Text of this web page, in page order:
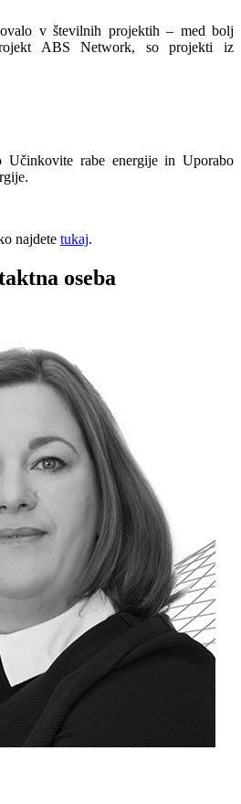
v številnih projektih – med bolj
ABS Network, so projekti iz
Učinkovite rabe energije in Uporabo
najdete tukaj.
oseba